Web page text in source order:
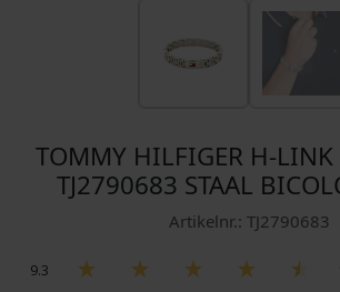
TOMMY HILFIGER H-
TJ2790683 STAAL
Artikelnr.: TJ2790683
9.3